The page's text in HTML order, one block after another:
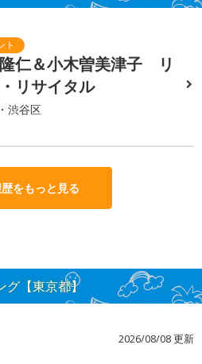
仁＆小木曽美津子 リ
リサイタル
渋谷区
をもっと見る
グ【東京都】
2026/08/08 更新